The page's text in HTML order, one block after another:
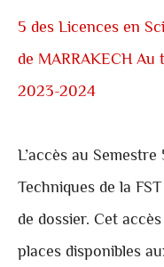
5 des Licences en
de MARRAKECH
2023-2024
L’accès au
Techniques de la
de dossier. Cet
places disponibles